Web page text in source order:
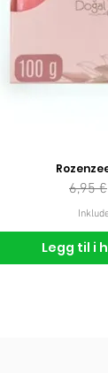
6,95 €
Legg til i